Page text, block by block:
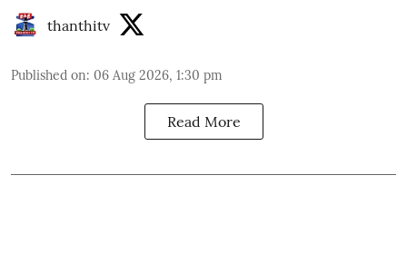
thanthitv
Published on: 06 Aug 2026, 1:30 pm
Read More